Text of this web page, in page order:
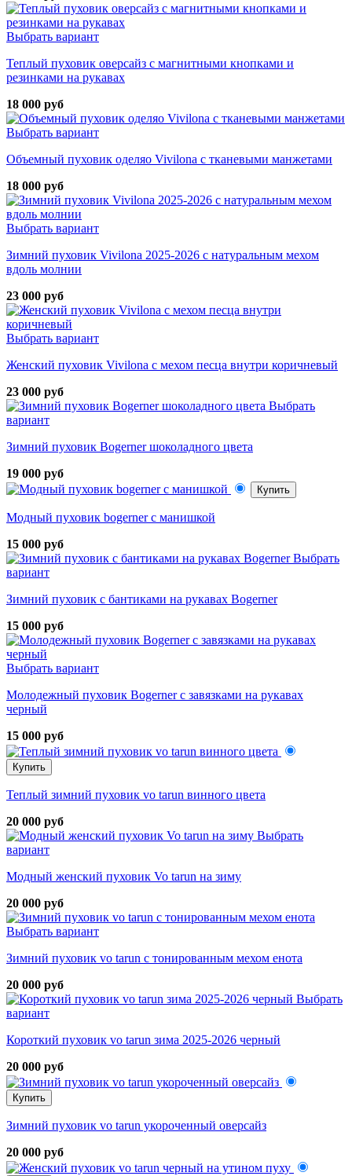
Выбрать вариант
Теплый пуховик оверсайз с магнитными кнопками и
резинками на рукавах
18 000 руб
Выбрать вариант
Объемный пуховик оделяо Vivilona с тканевыми манжетами
18 000 руб
Выбрать вариант
Зимний пуховик Vivilona 2025-2026 с натуральным мехом
вдоль молнии
23 000 руб
Выбрать вариант
Женский пуховик Vivilona с мехом песца внутри коричневый
23 000 руб
Выбрать
вариант
Зимний пуховик Bogerner шоколадного цвета
19 000 руб
Купить
Модный пуховик bogerner с манишкой
15 000 руб
Выбрать
вариант
Зимний пуховик с бантиками на рукавах Bogerner
15 000 руб
Выбрать вариант
Молодежный пуховик Bogerner с завязками на рукавах
черный
15 000 руб
Купить
Теплый зимний пуховик vo tarun винного цвета
20 000 руб
Выбрать
вариант
Модный женский пуховик Vo tarun на зиму
20 000 руб
Выбрать вариант
Зимний пуховик vo tarun с тонированным мехом енота
20 000 руб
Выбрать
вариант
Короткий пуховик vo tarun зима 2025-2026 черный
20 000 руб
Купить
Зимний пуховик vo tarun укороченный оверсайз
20 000 руб